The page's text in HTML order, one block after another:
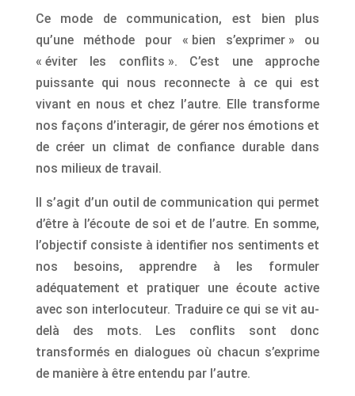
Ce mode de communication, est bien plus
qu’une méthode pour « bien s’exprimer » ou
« éviter les conflits ». C’est une approche
puissante qui nous reconnecte à ce qui est
vivant en nous et chez l’autre. Elle transforme
nos façons d’interagir, de gérer nos émotions et
de créer un climat de confiance durable dans
nos milieux de travail.
Il s’agit d’un outil de communication qui permet
d’être à l’écoute de soi et de l’autre. En somme,
l’objectif consiste à identifier nos sentiments et
nos besoins, apprendre à les formuler
adéquatement et pratiquer une écoute active
avec son interlocuteur. Traduire ce qui se vit au-
delà des mots. Les conflits sont donc
transformés en dialogues où chacun s’exprime
de manière à être entendu par l’autre.